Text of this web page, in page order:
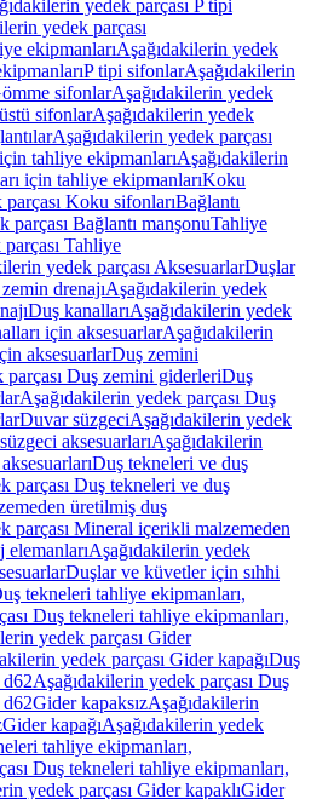
yedek parçası P tipi
yedek parçası
ekipmanlarıAşağıdakilerin yedek
P tipi sifonlarAşağıdakilerin
sifonlarAşağıdakilerin yedek
sifonlarAşağıdakilerin yedek
Aşağıdakilerin yedek parçası
tahliye ekipmanlarıAşağıdakilerin
için tahliye ekipmanlarıKoku
Koku sifonlarıBağlantı
parçası Bağlantı manşonuTahliye
Tahliye
yedek parçası AksesuarlarDuşlar
drenajıAşağıdakilerin yedek
Duş kanallarıAşağıdakilerin yedek
için aksesuarlarAşağıdakilerin
aksesuarlarDuş zemini
parçası Duş zemini giderleriDuş
Aşağıdakilerin yedek parçası Duş
Duvar süzgeciAşağıdakilerin yedek
aksesuarlarıAşağıdakilerin
Duş tekneleri ve duş
parçası Duş tekneleri ve duş
üretilmiş duş
parçası Mineral içerikli malzemeden
elemanlarıAşağıdakilerin yedek
Duşlar ve küvetler için sıhhi
tekneleri tahliye ekipmanları,
Duş tekneleri tahliye ekipmanları,
yedek parçası Gider
yedek parçası Gider kapağıDuş
Aşağıdakilerin yedek parçası Duş
Gider kapaksızAşağıdakilerin
Gider kapağıAşağıdakilerin yedek
tahliye ekipmanları,
Duş tekneleri tahliye ekipmanları,
yedek parçası Gider kapaklıGider